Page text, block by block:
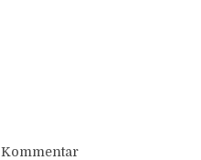
Kommentar